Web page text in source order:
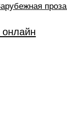
онлайн